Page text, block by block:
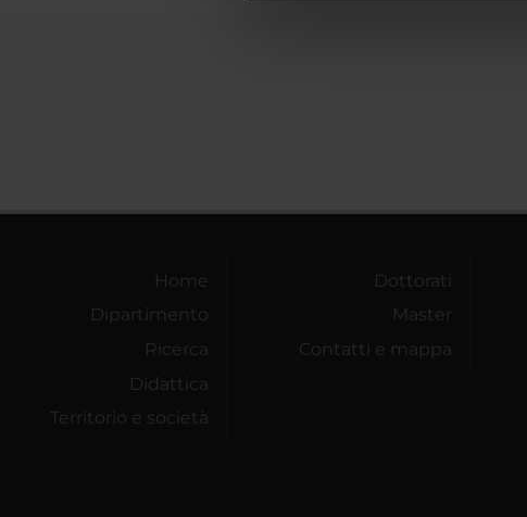
Home
Dipartimento
Ricerca
Didattica
Territorio e società
Dottorati
Master
Contatti e mappa